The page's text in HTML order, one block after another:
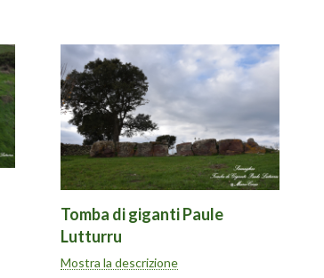
Tomba di giganti Paule
Lutturru
Scavata nel 1996-97. Nelle vicinanze
sono state ritrovate numerose statue
Mostra la descrizione